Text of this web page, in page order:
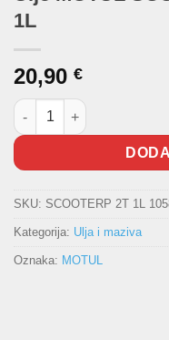
1L
20,90 €
Ulje MOTUL SCOOTER
SKU: SCOOTERP 2T 1L
Kategorija: Ulja i maziva
Oznaka: MOTUL